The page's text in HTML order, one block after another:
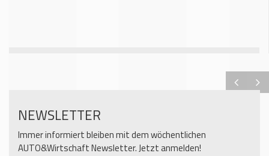
NEWSLETTER
Immer informiert bleiben mit dem wöchentlichen
AUTO&Wirtschaft Newsletter. Jetzt anmelden!